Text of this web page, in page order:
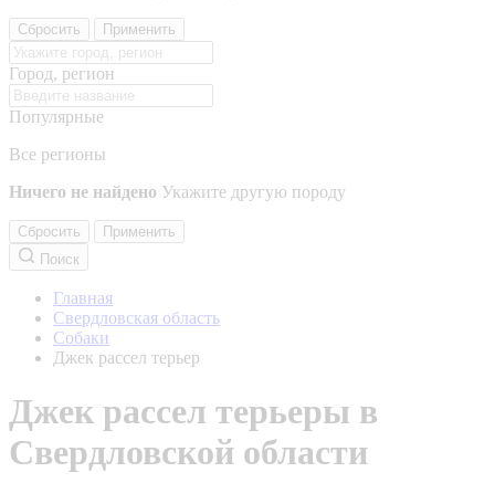
Сбросить Применить
Город, регион
Популярные
Все регионы
Ничего не найдено Укажите другую породу
Сбросить
Применить
Поиск
Главная
Свердловская область
Собаки
Джек рассел терьер
Джек рассел терьеры в
Свердловской области